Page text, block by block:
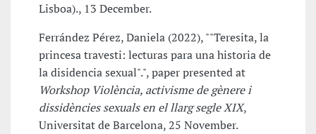
Lisboa)., 13 December.
Ferrández Pérez, Daniela (2022), ""Teresita, la
princesa travesti: lecturas para una historia de
la disidencia sexual".", paper presented at
Workshop Violència, activisme de gènere i
dissidències sexuals en el llarg segle XIX,
Universitat de Barcelona, 25 November.